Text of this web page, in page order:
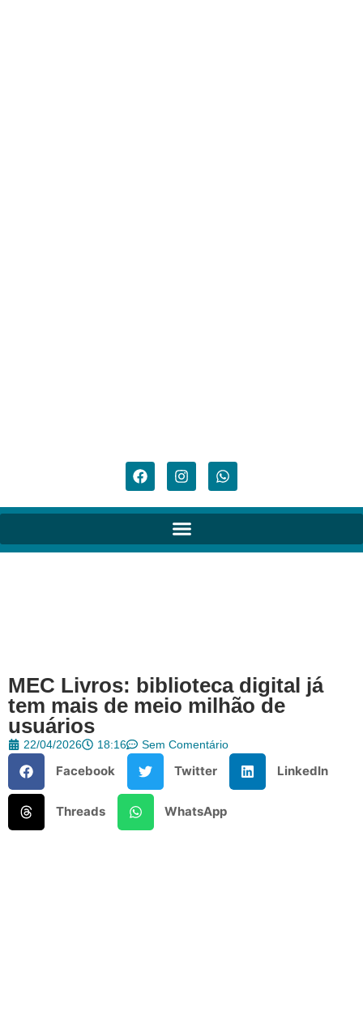
MEC Livros: biblioteca digital já
tem mais de meio milhão de
usuários
22/04/2026 18:16 Sem Comentário
Facebook Twitter LinkedIn
Threads WhatsApp